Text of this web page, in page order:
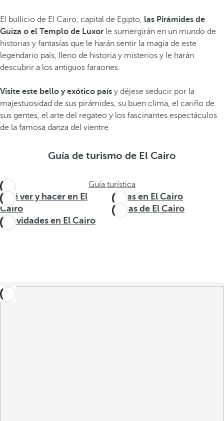
El bullicio de El Cairo, capital de Egipto, las Pirámides de
Guiza o el Templo de Luxor le sumergirán en un mundo de
historias y fantasías que le harán sentir la magia de este
legendario país, lleno de historia y misterios y le harán
descubrir a los antiguos faraones.
Visite este bello y exótico país y déjese seducir por la
majestuosidad de sus pirámides, su buen clima, el cariño de
sus gentes, el arte del regateo y los fascinantes espectáculos
de la famosa danza del vientre.
Guía de turismo de El Cairo
Guía turística
Qué ver y hacer en El
Cairo
Rutas en El Cairo
Zonas de El Cairo
Actividades en El Cairo